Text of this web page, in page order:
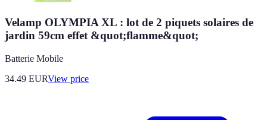
Velamp OLYMPIA XL : lot de 2 piquets solaires de
jardin 59cm effet &quot;flamme&quot;
Batterie Mobile
34.49 EURView price